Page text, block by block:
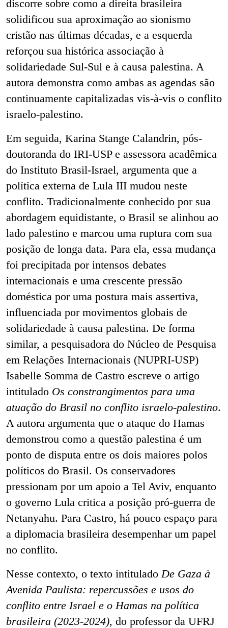
discorre sobre como a direita brasileira
solidificou sua aproximação ao sionismo
cristão nas últimas décadas, e a esquerda
reforçou sua histórica associação à
solidariedade Sul-Sul e à causa palestina. A
autora demonstra como ambas as agendas são
continuamente capitalizadas vis-à-vis o conflito
israelo-palestino.
Em seguida, Karina Stange Calandrin, pós-
doutoranda do IRI-USP e assessora acadêmica
do Instituto Brasil-Israel, argumenta que a
política externa de Lula III mudou neste
conflito. Tradicionalmente conhecido por sua
abordagem equidistante, o Brasil se alinhou ao
lado palestino e marcou uma ruptura com sua
posição de longa data. Para ela, essa mudança
foi precipitada por intensos debates
internacionais e uma crescente pressão
doméstica por uma postura mais assertiva,
influenciada por movimentos globais de
solidariedade à causa palestina. De forma
similar, a pesquisadora do Núcleo de Pesquisa
em Relações Internacionais (NUPRI-USP)
Isabelle Somma de Castro escreve o artigo
intitulado Os constrangimentos para uma
atuação do Brasil no conflito israelo-palestino.
A autora argumenta que o ataque do Hamas
demonstrou como a questão palestina é um
ponto de disputa entre os dois maiores polos
políticos do Brasil. Os conservadores
pressionam por um apoio a Tel Aviv, enquanto
o governo Lula critica a posição pró-guerra de
Netanyahu. Para Castro, há pouco espaço para
a diplomacia brasileira desempenhar um papel
no conflito.
Nesse contexto, o texto intitulado De Gaza à
Avenida Paulista: repercussões e usos do
conflito entre Israel e o Hamas na política
brasileira (2023-2024), do professor da UFRJ